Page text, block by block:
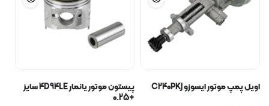
اویل پمپ موتور ایسوزو C240PKJ
پیستون موتور یانمار 4D94LE سایز
+0.25